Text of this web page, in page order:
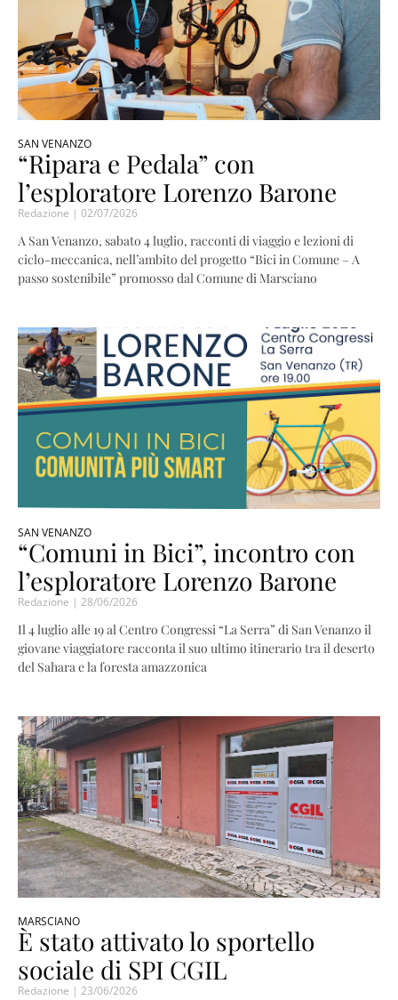
SAN VENANZO
“Ripara e Pedala” con
l’esploratore Lorenzo Barone
Redazione 02/07/2026
A San Venanzo, sabato 4 luglio, racconti di viaggio e lezioni di
ciclo-meccanica, nell’ambito del progetto “Bici in Comune – A
passo sostenibile” promosso dal Comune di Marsciano
SAN VENANZO
“Comuni in Bici”, incontro con
l’esploratore Lorenzo Barone
Redazione 28/06/2026
Il 4 luglio alle 19 al Centro Congressi “La Serra” di San Venanzo il
giovane viaggiatore racconta il suo ultimo itinerario tra il deserto
del Sahara e la foresta amazzonica
MARSCIANO
È stato attivato lo sportello
sociale di SPI CGIL
Redazione 23/06/2026